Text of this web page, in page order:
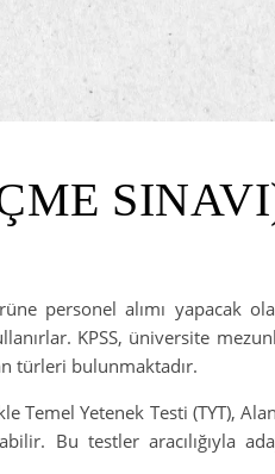
personel alımı yapacak
KPSS, üniversite
türleri bulunmaktadır.
Temel Yetenek Testi (TYT),
Bu testler aracılığıyla